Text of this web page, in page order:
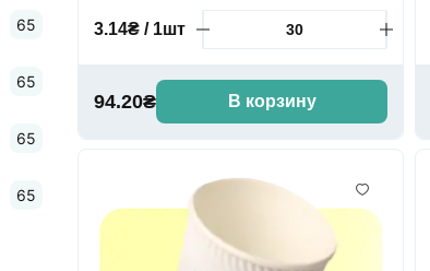
65
65
65
65
3.14₴ / 1шт
94.20₴ В корзину